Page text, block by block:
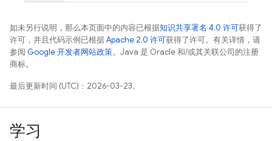
如未另行说明，那么本页面中的内容已根据知识共享署名 4.0 许可获得了
许可，并且代码示例已根据Apache 2.0 许可获得了许可。有关详情，请
参阅 Google 开发者网站政策。Java 是 Oracle 和/或其关联公司的注册
商标。
最后更新时间 (UTC)：2026-03-23。
学习